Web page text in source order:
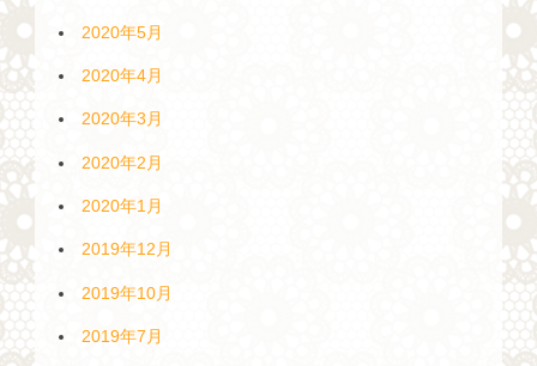
2020年5月
2020年4月
2020年3月
2020年2月
2020年1月
2019年12月
2019年10月
2019年7月